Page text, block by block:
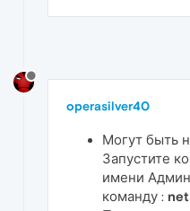
operasilver40
Могут быть
Запустите
имени
команду :